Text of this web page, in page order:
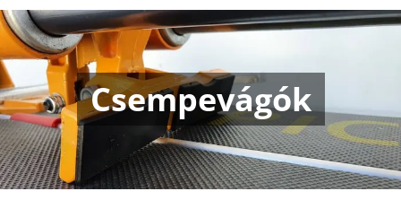
Csempevágók